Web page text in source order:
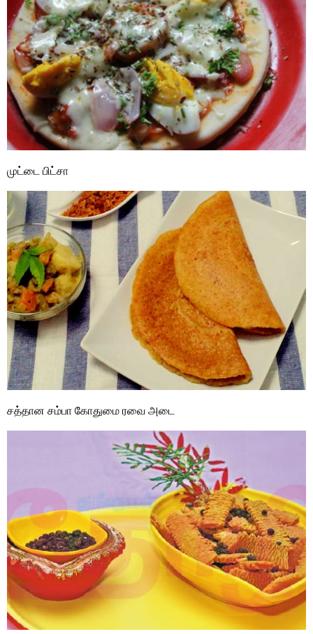
முட்டை பிட்சா
சத்தான சம்பா கோதுமை ரவை அடை